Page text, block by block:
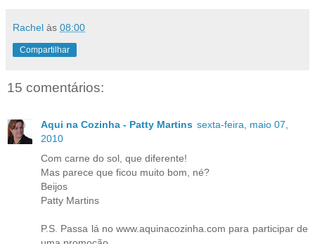
Rachel às 08:00
Compartilhar
15 comentários:
Aqui na Cozinha - Patty Martins sexta-feira, maio 07,
2010
Com carne do sol, que diferente!
Mas parece que ficou muito bom, né?
Beijos
Patty Martins
P.S. Passa lá no www.aquinacozinha.com para participar de